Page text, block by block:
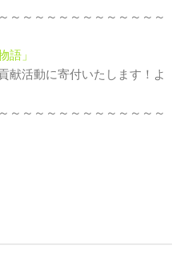
～～～～～～～～～～～～～
語」
活動に寄付いたします！よ
～～～～～～～～～～～～～